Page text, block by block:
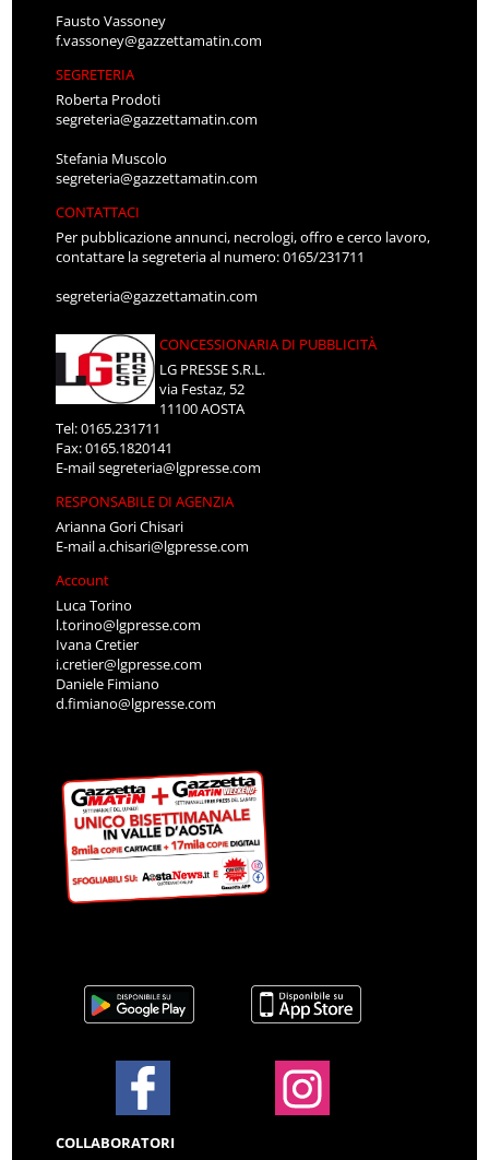
Fausto Vassoney
f.vassoney@gazzettamatin.com
SEGRETERIA
Roberta Prodoti
segreteria@gazzettamatin.com
Stefania Muscolo
segreteria@gazzettamatin.com
CONTATTACI
Per pubblicazione annunci, necrologi, offro e cerco lavoro,
contattare la segreteria al numero: 0165/231711
segreteria@gazzettamatin.com
CONCESSIONARIA DI PUBBLICITÀ
LG PRESSE S.R.L.
via Festaz, 52
11100 AOSTA
Tel: 0165.231711
Fax: 0165.1820141
E-mailsegreteria@lgpresse.com
RESPONSABILE DI AGENZIA
Arianna Gori Chisari
E-maila.chisari@lgpresse.com
Account
Luca Torino
l.torino@lgpresse.com
Ivana Cretier
i.cretier@lgpresse.com
Daniele Fimiano
d.fimiano@lgpresse.com
COLLABORATORI